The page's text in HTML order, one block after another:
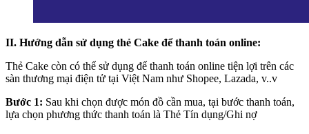
II. Hướng dẫn sử dụng thẻ Cake để thanh toán online:
Thẻ Cake còn có thể sử dụng để thanh toán online tiện lợi trên các
sàn thương mại điện tử tại Việt Nam như Shopee, Lazada, v..v
Bước 1: Sau khi chọn được món đồ cần mua, tại bước thanh toán,
lựa chọn phương thức thanh toán là Thẻ Tín dụng/Ghi nợ